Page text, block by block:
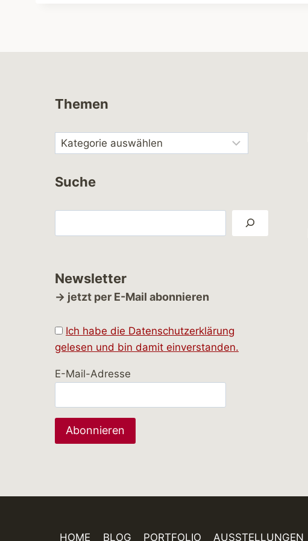
Themen
Suche
Newsletter
→ jetzt per E-Mail abonnieren
Ich habe die Datenschutzerklärung
gelesen und bin damit einverstanden.
E-Mail-Adresse
HOME BLOG PORTFOLIO AUSSTELLUNGEN